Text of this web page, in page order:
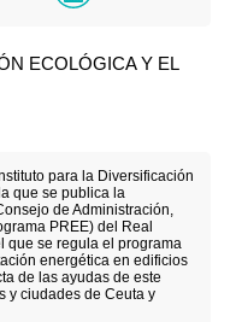
ECOLÓGICA Y EL
para la Diversificación
que se publica la
de Administración,
PREE) del Real
que se regula el programa
energética en edificios
de las ayudas de este
y ciudades de Ceuta y